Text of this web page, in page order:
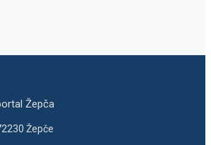
Žepča
Žepče